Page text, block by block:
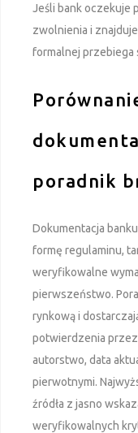
Jeśli bank oczekuje
zwolnienia i
formalnej przebiega
poradnik
Dokumentacja
formę regulaminu,
weryfikowalne
pierwszeństwo.
rynkową i
potwierdzenia przez
autorstwo, data
pierwotnymi.
źródła z jasno
weryfikowalnych